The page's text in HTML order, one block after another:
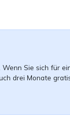
Sie sich für
drei Monate